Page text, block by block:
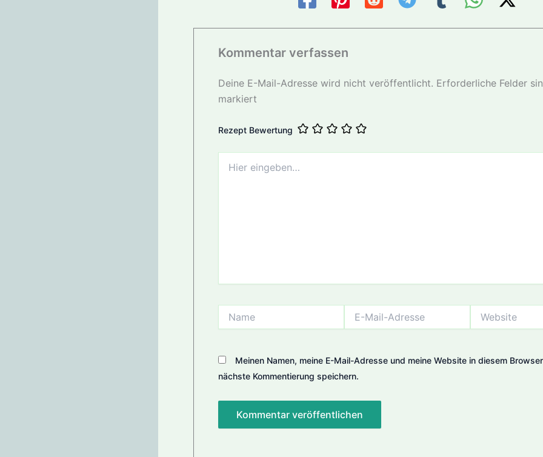
Kommentar verfassen
Deine E-Mail-Adresse wird nicht veröffentlicht. Erforderliche Felder
markiert
Rezept Bewertung
eingeben…
Mail-
Meinen Namen, meine E-Mail-Adresse und meine Website in diesem
nächste Kommentierung speichern.